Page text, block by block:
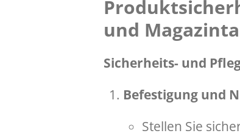
und
Sicherheits- und
Befestigung und
Stellen Sie